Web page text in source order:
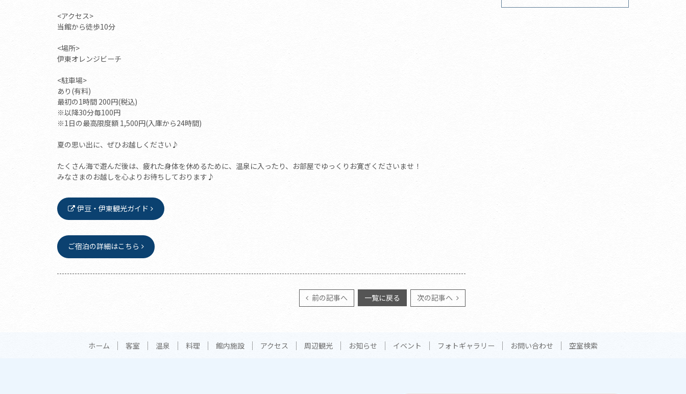
<アクセス>
当館から徒歩10分
<場所>
伊東オレンジビーチ
<駐車場>
あり(有料)
最初の1時間 200円(税込)
※以降30分毎100円
※1日の最高限度額 1,500円(入庫から24時間)
夏の思い出に、ぜひお越しください♪
たくさん海で遊んだ後は、疲れた身体を休めるために、温泉に入ったり、お部屋でゆっくりお寛ぎくださいませ！
みなさまのお越しを心よりお待ちしております♪
伊豆・伊東観光ガイド
ご宿泊の詳細はこちら
前の記事へ 一覧に戻る 次の記事へ
ホーム 客室 温泉 料理 館内施設 アクセス 周辺観光 お知らせ イベント フォトギャラリー お問い合わせ 空室検索